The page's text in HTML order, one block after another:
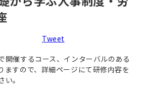
Tweet
開催するコース、インターバルのある
ますので、詳細ページにて研修内容を
い。